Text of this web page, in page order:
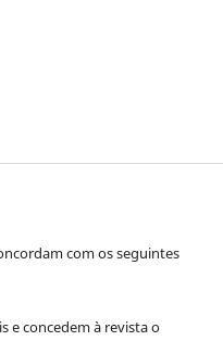
com os seguintes
e concedem à revista o